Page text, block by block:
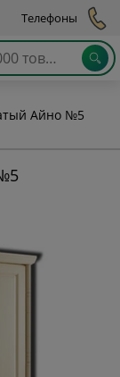
Телефоны
Айно №5